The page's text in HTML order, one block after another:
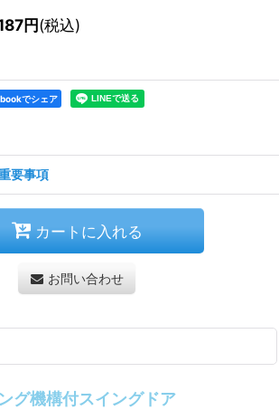
円(税込)
でシェア
要事項
カートに入れる
お問い合わせ
グ機構付スイングドア